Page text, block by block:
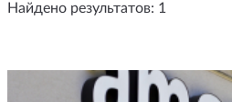
Найдено результатов: 1